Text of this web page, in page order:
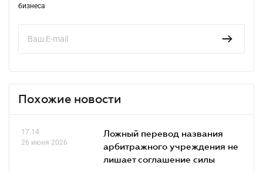
бизнеса
Похожие новости
17.14
26 июня 2026
Ложный перевод названия
арбитражного учреждения не
лишает соглашение силы